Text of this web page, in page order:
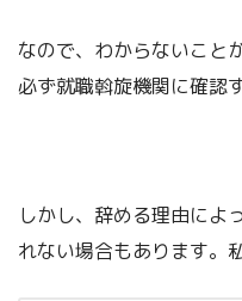
なので、わからないこと
必ず就職斡旋機関に確認
しかし、辞める理由によ
れない場合もあります。